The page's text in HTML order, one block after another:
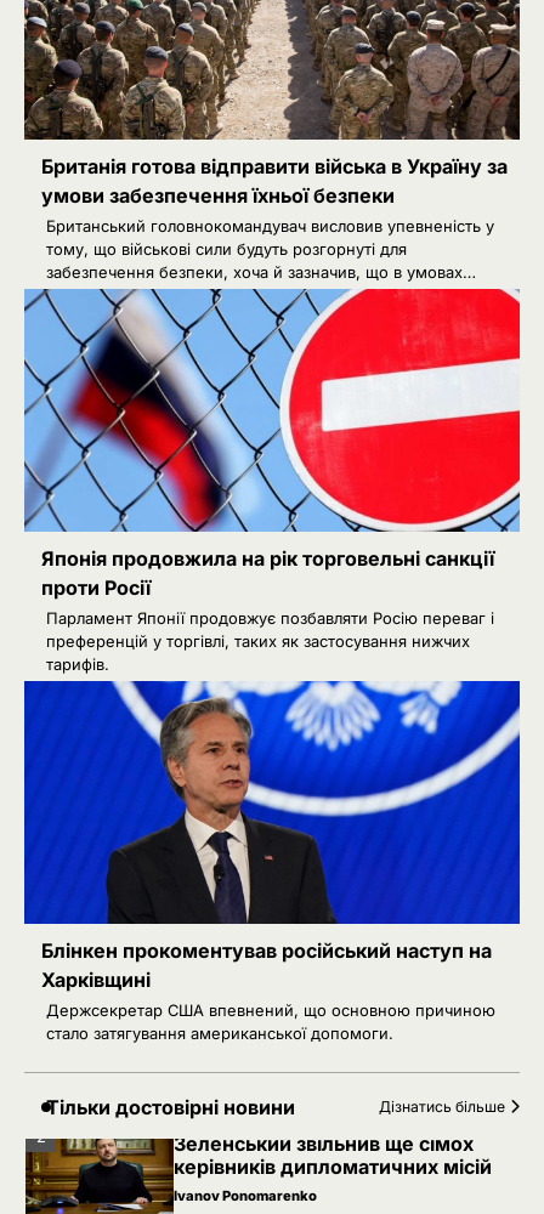
Британія готова відправити війська в Україну за
умови забезпечення їхньої безпеки
Британський головнокомандувач висловив упевненість у
тому, що військові сили будуть розгорнуті для
забезпечення безпеки, хоча й зазначив, що в умовах…
Японія продовжила на рік торговельні санкції
проти Росії
Парламент Японії продовжує позбавляти Росію переваг і
преференцій у торгівлі, таких як застосування нижчих
тарифів.
Блінкен прокоментував російський наступ на
Харківщині
Держсекретар США впевнений, що основною причиною
стало затягування американської допомоги.
Тільки достовірні новини Дізнатись більше
Зеленський звільнив ще сімох
керівників дипломатичних місій
Ivanov Ponomarenko
Затримання українця на кордоні
Польщі: МЗС України вимагає
консульського доступу
Ivanov Ponomarenko
Російський удар знищив книжкові
склади у Харкові: мільйони
видань охопив вогонь
Ivanov Ponomarenko
Зеленський заявив про можливу
допомогу ОАЕ в Чорному морі
Іран заявив про скасований удар
2
Зеленський звільнив ще сімох
керівників дипломатичних місій
Ivanov Ponomarenko